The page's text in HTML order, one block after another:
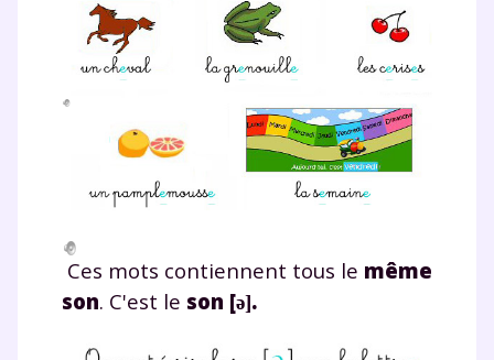
Ces mots contiennent tous le même
son. C'est le son [ə].